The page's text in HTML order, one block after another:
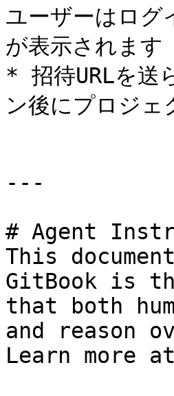
ユーザーはログ
が表示されます
* 招待URLを送
ン後にプロジェ
---
# Agent
This
GitBook is
that both
and reason
Learn more